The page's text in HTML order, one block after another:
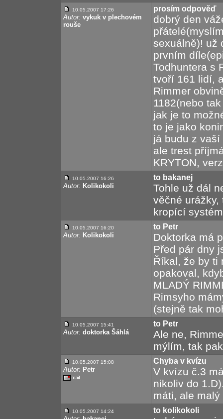
10.05.2007 17:26
Autor: vykuk v plechovém
rouše
prosím odpověď
dobrý den
sexuálně)! už
prvním
Todhuntera s
tvoří 161 lidí,
Rimmer
1182(nebo
jak je to
to je jako
já budu z
ale trest
KRYTON,
10.05.2007 16:26
Autor: Kolikokoli
to bakanej
Tohle už dál
věčné
kropící
10.05.2007 16:20
Autor: Kolikokoli
to Petr
Doktorka má
Před pár dny
Říkal, že by ti
opakoval,
MLADÝ
Rimsyho
(stejně tak
10.05.2007 15:41
Autor: doktorka Šáhlá
to Petr
Ale ne,
mýlím, tak
10.05.2007 15:08
Autor: Petr
Chyba v kvízu
V kvízu č.3
nikoliv do
máti, ale
10.05.2007 14:24 to kolikokoli